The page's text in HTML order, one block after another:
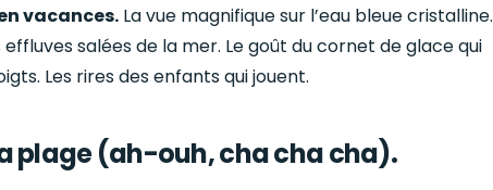
vacances. La vue magnifique sur l’eau bleue cristalline.
effluves salées de la mer. Le goût du cornet de glace qui
Les rires des enfants qui jouent.
plage (ah-ouh, cha cha cha).